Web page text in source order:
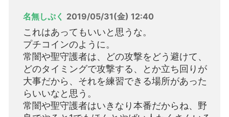
名無しぷく 2019/05/31(金) 12:40
これはあってもいいと思うな。
プチコインのように。
常闇や聖守護者は、どの攻撃をどう避けて、
どのタイミングで攻撃する、とか立ち回りが
大事だから、それを練習できる場所があった
らいいなと思う。
常闇や聖守護者はいきなり本番だからね、野